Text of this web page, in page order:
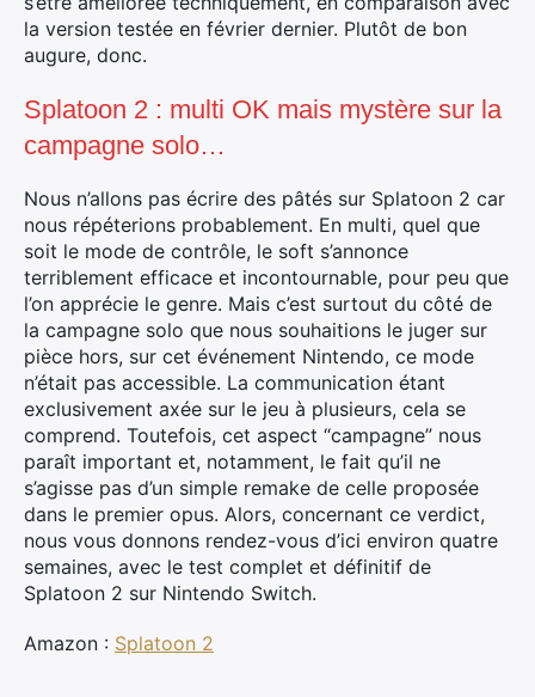
la version testée en février dernier. Plutôt de bon
augure, donc.
Splatoon 2 : multi OK mais mystère sur la
campagne solo…
Nous n’allons pas écrire des pâtés sur Splatoon 2 car
nous répéterions probablement. En multi, quel que
soit le mode de contrôle, le soft s’annonce
terriblement efficace et incontournable, pour peu que
l’on apprécie le genre. Mais c’est surtout du côté de
la campagne solo que nous souhaitions le juger sur
pièce hors, sur cet événement Nintendo, ce mode
n’était pas accessible. La communication étant
exclusivement axée sur le jeu à plusieurs, cela se
comprend. Toutefois, cet aspect “campagne” nous
paraît important et, notamment, le fait qu’il ne
s’agisse pas d’un simple remake de celle proposée
dans le premier opus. Alors, concernant ce verdict,
nous vous donnons rendez-vous d’ici environ quatre
semaines, avec le test complet et définitif de
Splatoon 2 sur Nintendo Switch.
Amazon : Splatoon 2
Rechercher
: